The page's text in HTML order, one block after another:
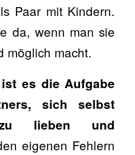
Paar mit Kindern.
da, wenn man sie
möglich macht.
ist es die Aufgabe
sich selbst
lieben und
eigenen Fehlern